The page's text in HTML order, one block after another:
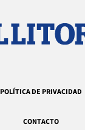
POLÍTICA DE PRIVACIDAD
CONTACTO